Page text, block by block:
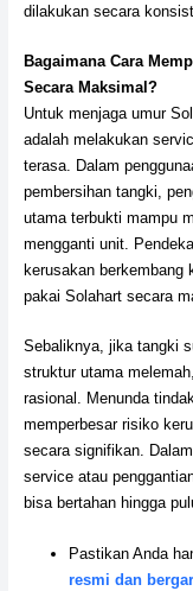
dilakukan secara
Bagaimana Cara
Secara Maksimal?
Untuk menjaga umur
adalah melakukan
terasa. Dalam
pembersihan tangki,
utama terbukti mampu
mengganti unit.
kerusakan berkembang
pakai Solahart secara
Sebaliknya, jika tangki
struktur utama
rasional. Menunda
memperbesar risiko
secara signifikan.
service atau
bisa bertahan hingga
Pastikan Anda
resmi dan